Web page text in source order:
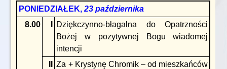
PONIEDZIAŁEK,23 października
8.00
Dziękczynno-błagalna do Opatrzności
Bożej w pozytywnej Bogu wiadomej
intencji
Za + Krystynę Chromik – od mieszkańców